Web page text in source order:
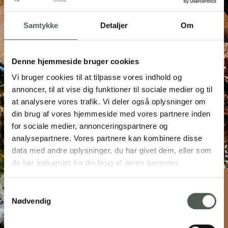
Samtykke Detaljer Om
Denne hjemmeside bruger cookies
Vi bruger cookies til at tilpasse vores indhold og
annoncer, til at vise dig funktioner til sociale medier og til
at analysere vores trafik. Vi deler også oplysninger om
din brug af vores hjemmeside med vores partnere inden
for sociale medier, annonceringspartnere og
analysepartnere. Vores partnere kan kombinere disse
data med andre oplysninger, du har givet dem, eller som
de har indsamlet fra din brug af deres tjenester.
Samtykkevalg
Nødvendig